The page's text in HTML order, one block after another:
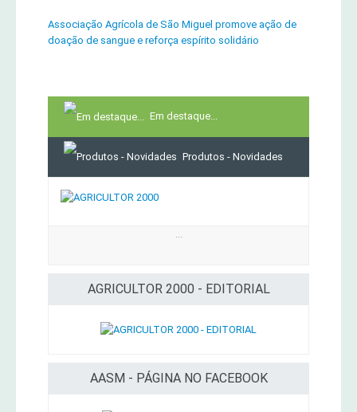
Associação Agrícola de São Miguel promove ação de
doação de sangue e reforça espírito solidário
Em destaque...
Produtos - Novidades
...
AGRICULTOR 2000 - EDITORIAL
AASM - PÁGINA NO FACEBOOK